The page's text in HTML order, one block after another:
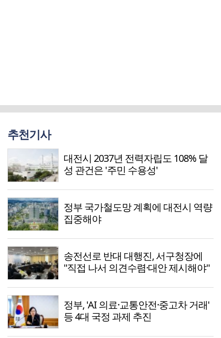
추천기사
대전시 2037년 전력자립도 108% 달
성 관건은 '주민 수용성'
정부 국가철도망 계획에 대전시 역량
집중해야
송전선로 반대 대행진, 서구청장에
"직접 나서 의견수렴·대안 제시해야"
정부, 'AI 의료·교통안전·중고차 거래'
등 4대 국정 과제 추진